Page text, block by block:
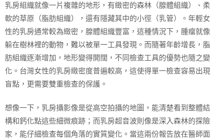
乳房組織就像一片複雜的地形，有緻密的森林（腺體組織）、柔
軟的草原（脂肪組織），還有隱藏其中的小徑（乳管）。年輕女
性的乳房通常較為緻密，腺體組織豐富，這種情況下，腫瘤就像
躲在樹林裡的動物，難以被單一工具發現。而隨著年齡增長，脂
肪組織逐漸增加，地形變得開闊，不同檢查工具的優勢也隨之變
化。台灣女性的乳房緻密度普遍較高，這使得單一檢查容易出現
盲點，更需要雙重檢查的保護。
想像一下，乳房攝影像是從高空拍攝的地圖，能清楚看到整體結
構和鈣化點這些細微痕跡；而乳房超音波則像是深入森林的探險
家，能仔細檢查每個角落的實質變化。當這兩份報告放在醫師面